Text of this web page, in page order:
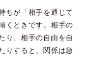
ちが「相手を通じて
くときです。相手の
り、相手の自由を自
りすると、関係は急